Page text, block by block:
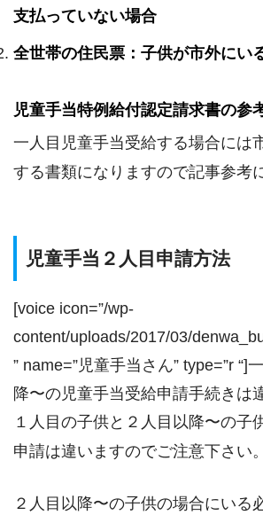
支払っていない場合
全世帯の住民票：子供が市外にい
児童手当特例給付認定請求書の参
一人目児童手当受給する場合には
する書類になりますので記事参考
児童手当２人目申請方法
[voice icon=”/wp-
content/uploads/2017/03/
” name=”児童手当さん” type=”r “]
降〜の児童手当受給申請手続きは
１人目の子供と２人目以降〜の子
申請は違いますのでご注意下さい。
２人目以降〜の子供の場合にいる